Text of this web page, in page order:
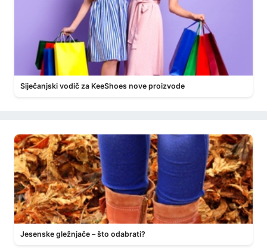
Siječanjski vodič za KeeShoes nove proizvode
Jesenske gležnjače – što odabrati?